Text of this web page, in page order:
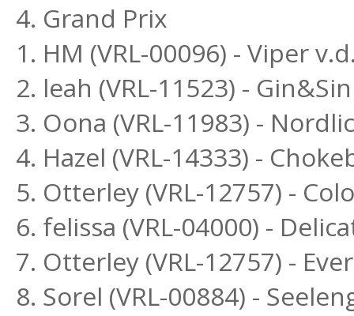
4. Grand Prix
1. HM (VRL-00096) - Viper
2. leah (VRL-11523) -
3. Oona (VRL-11983) -
4. Hazel (VRL-14333) -
5. Otterley (VRL-12757) -
6. felissa (VRL-04000) -
7. Otterley (VRL-12757) -
8. Sorel (VRL-00884) -